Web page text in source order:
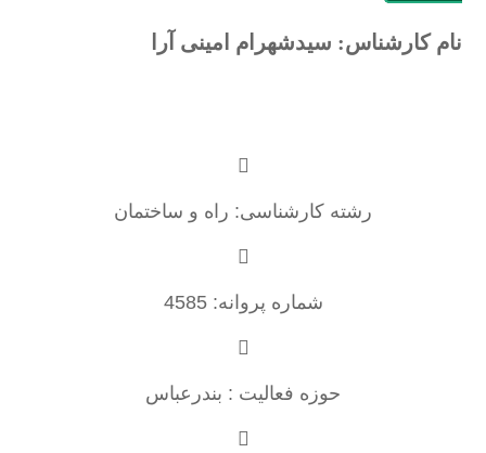
نام کارشناس: سیدشهرام امینی آرا
رشته کارشناسی: راه و ساختمان
شماره پروانه: 4585
حوزه فعالیت : بندرعباس